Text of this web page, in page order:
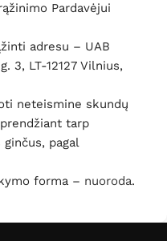
Pardavėjui
adresu – UAB
3, LT-12127 Vilnius,
neteismine skundų
tarp
pagal
forma – nuoroda.